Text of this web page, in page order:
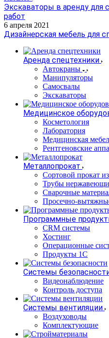
Экскаваторы в аренду для
работ
6 апреля 2021
Дизайнерская мебель для
Аренда спецтехники
Автокраны
Манипуляторы
Самосвалы
Экскаваторы
Медицинское
Косметология
Лаборатория
Медицинская
Рентгеновские
Металлопрокат
Сортовой прокат
Трубы
Сварочные
Просечно-
Программные
CRM системы
Хостинг
Операционные
Продукты 1С
Системы
Видеонаблюдение
Контроль доступа
Системы вентиляции
Воздуховоды
Комплектующие